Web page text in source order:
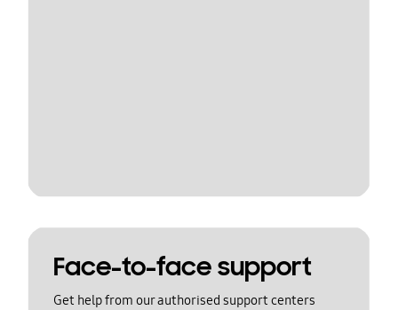
Face-to-face support
Get help from our authorised support centers